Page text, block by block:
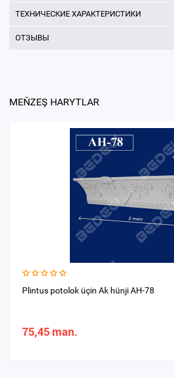
ТЕХНИЧЕСКИЕ ХАРАКТЕРИСТИКИ
ОТЗЫВЫ
MEŇZEŞ HARYTLAR
Plintus potolok üçin Ak hünji AH-78
75,45 man.